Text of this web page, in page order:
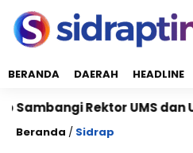
BERANDA DAERAH HEADLINE
Rektor UMS dan
Beranda / Sidrap